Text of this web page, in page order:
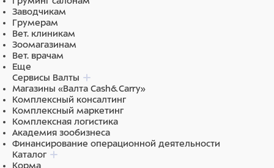
Заводчикам
Грумерам
Вет. клиникам
Зоомагазинам
Вет. врачам
Еще
Сервисы Валты
Магазины «Валта Cash&Carry»
Комплексный консалтинг
Комплексный маркетинг
Комплексная логистика
Академия зообизнеса
Финансирование операционной деятельности
Каталог
Корма